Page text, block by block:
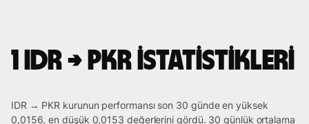
1 IDR → PKR istatistikleri
IDR → PKR kurunun performansı son 30 günde en yüksek
0,0156, en düşük 0,0153 değerlerini gördü. 30 günlük ortalama